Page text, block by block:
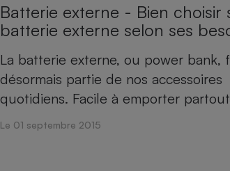
Batterie externe - Bien choisir
batterie externe selon ses
La batterie externe, ou power bank,
désormais partie de nos accessoires
quotidiens. Facile à emporter
Le 01 septembre 2015